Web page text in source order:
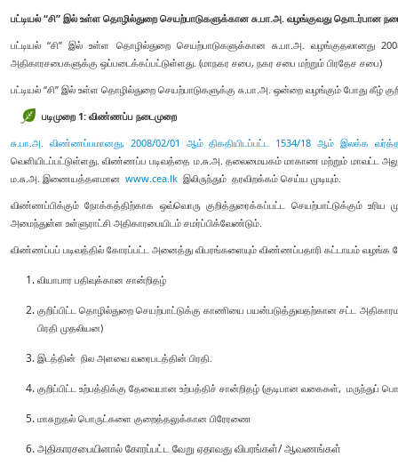
பட்டியல் “சி” இல் உள்ள தொழில்துறை செயற்பாடுகளுக்கான சு.பா.அ. வழங்குவது தொடர்பான
பட்டியல் “சி” இல் உள்ள தொழில்துறை செயற்பாடுகளுக்கான சு.பா.அ. வழங்குதலானது
அதிகாரசபைகளுக்கு ஒப்படைக்கப்பட்டுள்ளது. (மாநகர சபை, நகர சபை மற்றும் பிரதேச சபை)
பட்டியல் “சி” இல் உள்ள தொழில்துறை செயற்பாடுகளுக்கு சு.பா.அ. ஒன்றை வழங்கும் போது கீழ்
படிமுறை 1: விண்ணப்ப நடைமுறை
சு.பா.அ. விண்ணப்பமானது, 2008/02/01 ஆம் திகதியிடப்பட்ட 1534/18 ஆம் இலக்க
வெளியிடப்பட்டுள்ளது. விண்ணப்ப படிவத்தை ம.சு.அ. தலைமையகம் மாகாண மற்றும் மாவட்ட
ம.சு.அ. இணையத்தளமான www.cea.lk இலிருந்தும் தரவிறக்கம் செய்ய முடியும்.
விண்ணப்பிக்கும் நோக்கத்திற்காக ஒவ்வொரு குறித்துரைக்கப்பட்ட செயற்பாட்டுக்கும்
அமைந்துள்ள உள்ளுராட்சி அதிகாரபையிடம் சமர்ப்பிக்வேண்டும்.
விண்ணப்பப் படிவத்தில் கோரப்பட்ட அனைத்து விபரங்களையும் விண்ணப்பதாரி கட்டாயம் வழங்க
வியாபார பதிவுக்கான சான்றிதழ்
குறிப்பிட்ட தொழில்துறை செயற்பாட்டுக்கு காணியை பயன்படுத்துவதற்கான சட்ட
பிரதி முதலியன)
இடத்தின் நில அளவை வரைபடத்தின் பிரதி.
குறிப்பிட்ட உற்பத்திக்கு தேவையான உற்பத்திச் சான்றிதழ் (குடிபான வகைகள், மருந்துப்
மாசுறுதல் பொருட்களை குறைத்தலுக்கான பிரேரணை
அதிகாரசபையினால் கோரப்பட்ட வேறு ஏதாவது விபரங்கள்/ ஆவணங்கள்